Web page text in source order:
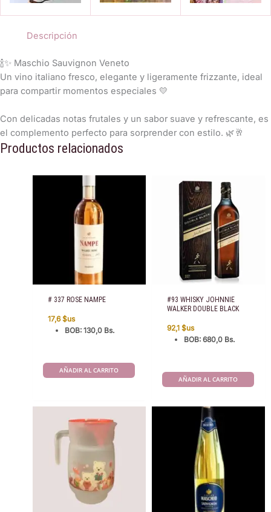
Descripción
🍾✨ Maschio Sauvignon Veneto
Un vino italiano fresco, elegante y ligeramente frizzante, ideal
para compartir momentos especiales 💛
Con delicadas notas frutales y un sabor suave y refrescante, es
el complemento perfecto para sorprender con estilo. 🌿🥂
Productos relacionados
# 337 ROSE NAMPE
17,6$us
BOB:130,0 Bs.
AÑADIR AL CARRITO
#93 WHISKY JOHNNIE
WALKER DOUBLE BLACK
92,1$us
BOB:680,0 Bs.
AÑADIR AL CARRITO